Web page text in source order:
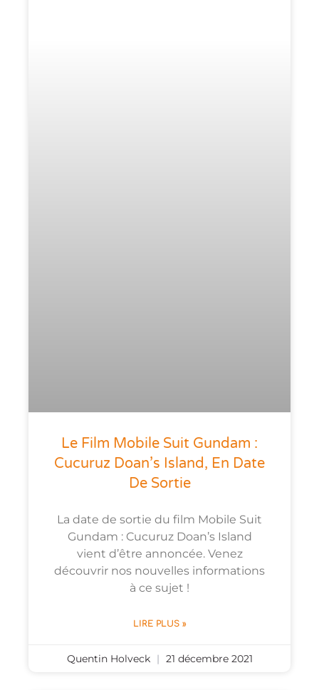
Le Film Mobile Suit Gundam :
Cucuruz Doan’s Island, En Date
De Sortie
La date de sortie du film Mobile Suit
Gundam : Cucuruz Doan’s Island
vient d’être annoncée. Venez
découvrir nos nouvelles informations
à ce sujet !
LIRE PLUS »
Quentin Holveck 21 décembre 2021